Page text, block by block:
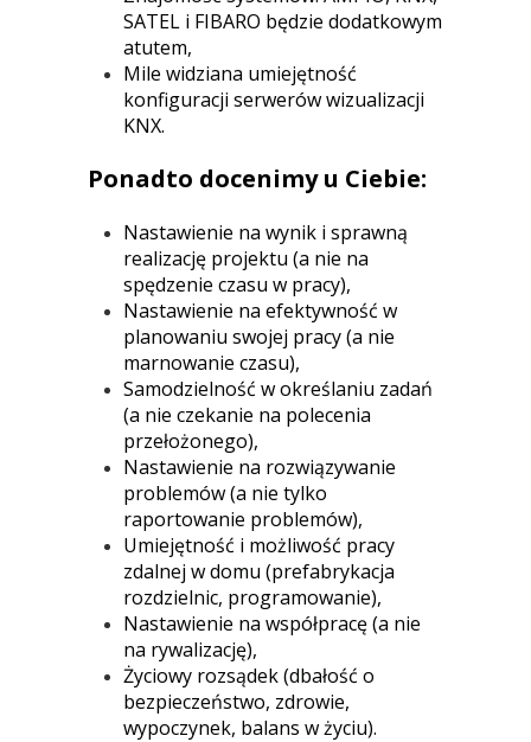
SATEL i FIBARO będzie dodatkowym
atutem,
Mile widziana umiejętność
konfiguracji serwerów wizualizacji
KNX.
Ponadto docenimy u Ciebie:
Nastawienie na wynik i sprawną
realizację projektu (a nie na
spędzenie czasu w pracy),
Nastawienie na efektywność w
planowaniu swojej pracy (a nie
marnowanie czasu),
Samodzielność w określaniu zadań
(a nie czekanie na polecenia
przełożonego),
Nastawienie na rozwiązywanie
problemów (a nie tylko
raportowanie problemów),
Umiejętność i możliwość pracy
zdalnej w domu (prefabrykacja
rozdzielnic, programowanie),
Nastawienie na współpracę (a nie
na rywalizację),
Życiowy rozsądek (dbałość o
bezpieczeństwo, zdrowie,
wypoczynek, balans w życiu).